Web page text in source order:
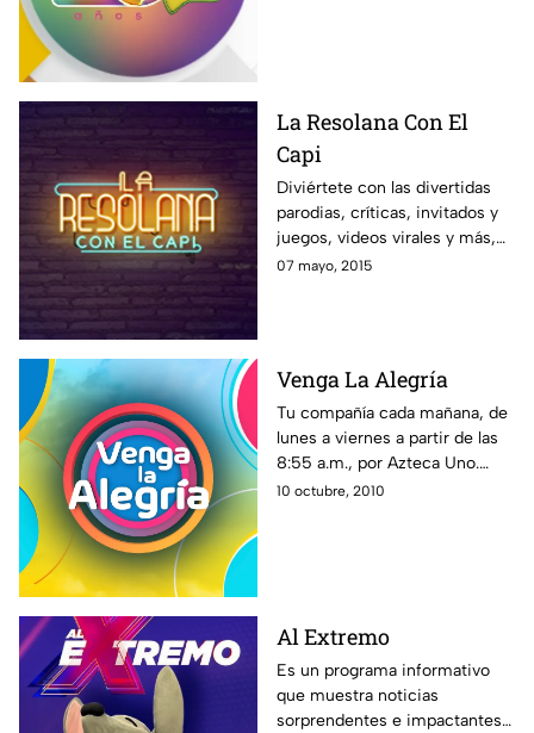
La Resolana Con El
Capi
Diviértete con las divertidas
parodias, críticas, invitados y
juegos, videos virales y más,
con el estilo único de El Capi
07 mayo, 2015
Venga La Alegría
Tu compañía cada mañana, de
lunes a viernes a partir de las
8:55 a.m., por Azteca Uno.
Toda la familia de VLA te
10 octubre, 2010
Al Extremo
Es un programa informativo
que muestra noticias
sorprendentes e impactantes